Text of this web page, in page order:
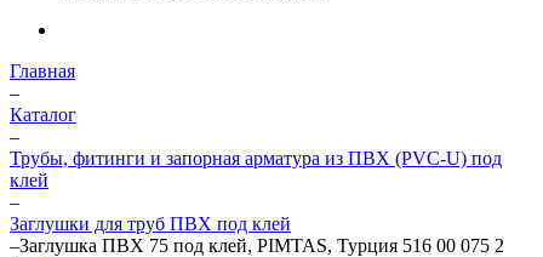
Главная
–
Каталог
–
Трубы, фитинги и запорная арматура из ПВХ (PVC-U) под
клей
–
Заглушки для труб ПВХ под клей
–Заглушка ПВХ 75 под клей, PIMTAS, Турция 516 00 075 2